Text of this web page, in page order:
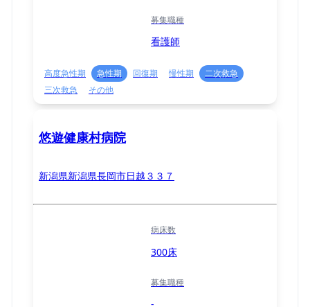
募集職種
看護師
高度急性期 急性期 回復期 慢性期
二次救急
三次救急
その他
悠遊健康村病院
新潟県新潟県長岡市日越３３７
病床数
300床
募集職種
-